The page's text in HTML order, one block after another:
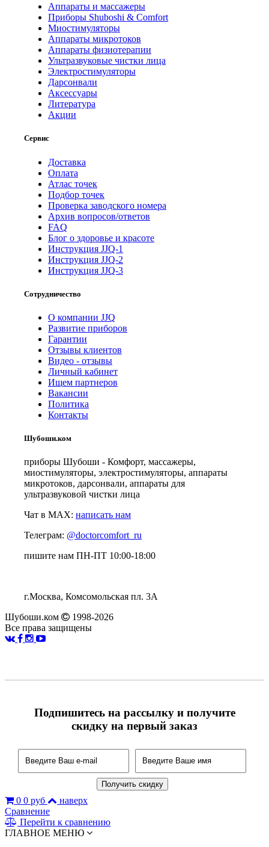
Аппараты и массажеры
Приборы Shuboshi & Comfort
Миостимуляторы
Аппараты микротоков
Аппараты физиотерапии
Ультразвуковые чистки лица
Электростимуляторы
Дарсонвали
Аксессуары
Литература
Акции
Сервис
Доставка
Оплата
Атлас точек
Подбор точек
Проверка заводского номера
Архив вопросов/ответов
FAQ
Блог о здоровье и красоте
Инструкция JJQ-1
Инструкция JJQ-2
Инструкция JJQ-3
Сотрудничество
О компании JJQ
Развитие приборов
Гарантии
Отзывы клиентов
Видео - отзывы
Личный кабинет
Ищем партнеров
Вакансии
Политика
Контакты
Шубоши.ком
приборы Шубоши - Комфорт, массажеры,
миостимуляторы, электростимуляторы, аппараты
микротоков, дарсонвали, аппараты для
ультразвуковой чистки лица
Чат в MAX: написать нам
Телеграм: @doctorcomfort_ru
пишите нам ПН-ПТ 10:00-18:00
г.Москва, Комсомольская пл. 3А
Шубоши.ком
1998-2026
Все права защищены
Подпишитесь на рассылку и получите
скидку на первый заказ
0 0 руб
наверх
Сравнение
Перейти к сравнению
ГЛАВНОЕ МЕНЮ